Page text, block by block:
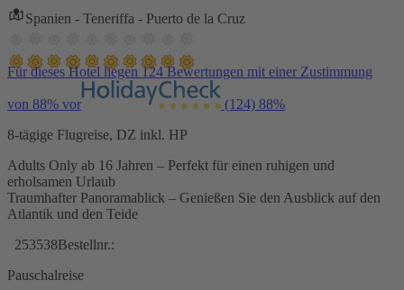
Spanien - Teneriffa - Puerto de la Cruz
Für dieses Hotel liegen 124 Bewertungen mit einer Zustimmung
von 88% vor (124) 88%
8-tägige Flugreise, DZ inkl. HP
Adults Only ab 16 Jahren – Perfekt für einen ruhigen und
erholsamen Urlaub
Traumhafter Panoramablick – Genießen Sie den Ausblick auf den
Atlantik und den Teide
253538Bestellnr.:
Pauschalreise